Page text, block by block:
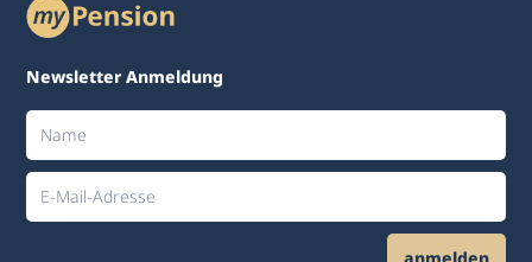
Newsletter Anmeldung